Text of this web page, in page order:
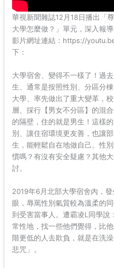
華視新聞雜誌12月18日播出「
大學怎麼做？」單元，深入報
影片網址連結：https://
下：
大學宿舍、變得不一樣了！過
生、通常是按照性別、分區分
大學、率先做出了重大變革，
層、採行【男女不分區】的混
的隔壁，住的就是男生！這樣
別、讓住宿環境更友善，也讓
生，能輕鬆自在地做自己。性
慣嗎？有沒有安全疑慮？其他
討。
2019年6月北部大學宿舍內，
眼，辱罵性別氣質較為溫柔的
到受害當事人。遭霸凌L同學說
常性地，找一些他們覺得，比
階更低的人去欺負，就是在洗
悲咒」。